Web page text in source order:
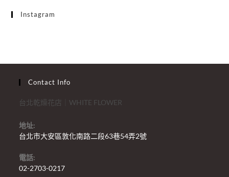
Instagram
Contact Info
台北乾燥花店｜WHITE FLOWER
地址:
台北市大安區敦化南路二段63巷54弄2號
電話:
02-2703-0217